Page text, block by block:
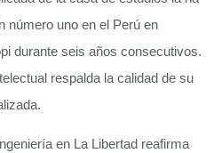
número uno en el Perú en
durante seis años consecutivos.
respalda la calidad de su
en La Libertad reafirma